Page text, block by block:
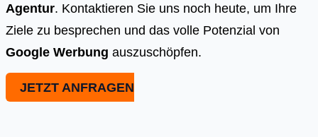
Agentur. Kontaktieren Sie uns noch heute, um Ihre
Ziele zu besprechen und das volle Potenzial von
Google Werbung auszuschöpfen.
JETZT ANFRAGEN